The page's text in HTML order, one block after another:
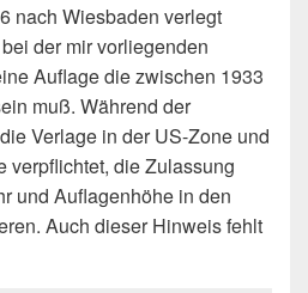
nach Wiesbaden verlegt
der mir vorliegenden
Auflage die zwischen 1933
muß. Während der
Verlage in der US-Zone und
verpflichtet, die Zulassung
und Auflagenhöhe in den
Auch dieser Hinweis fehlt